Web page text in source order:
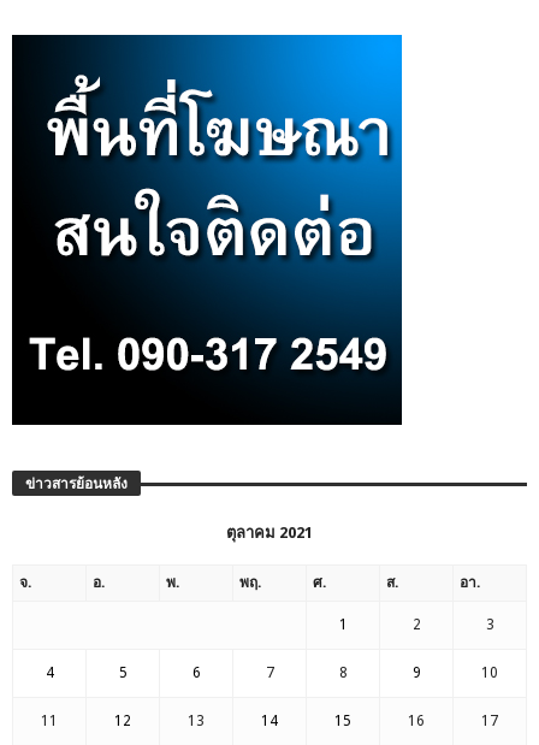
ข่าวสารย้อนหลัง
ตุลาคม 2021
จ. อ. พ. พฤ. ศ. ส. อา.
1 2 3
4 5 6 7 8 9 10
11 12 13 14 15 16 17